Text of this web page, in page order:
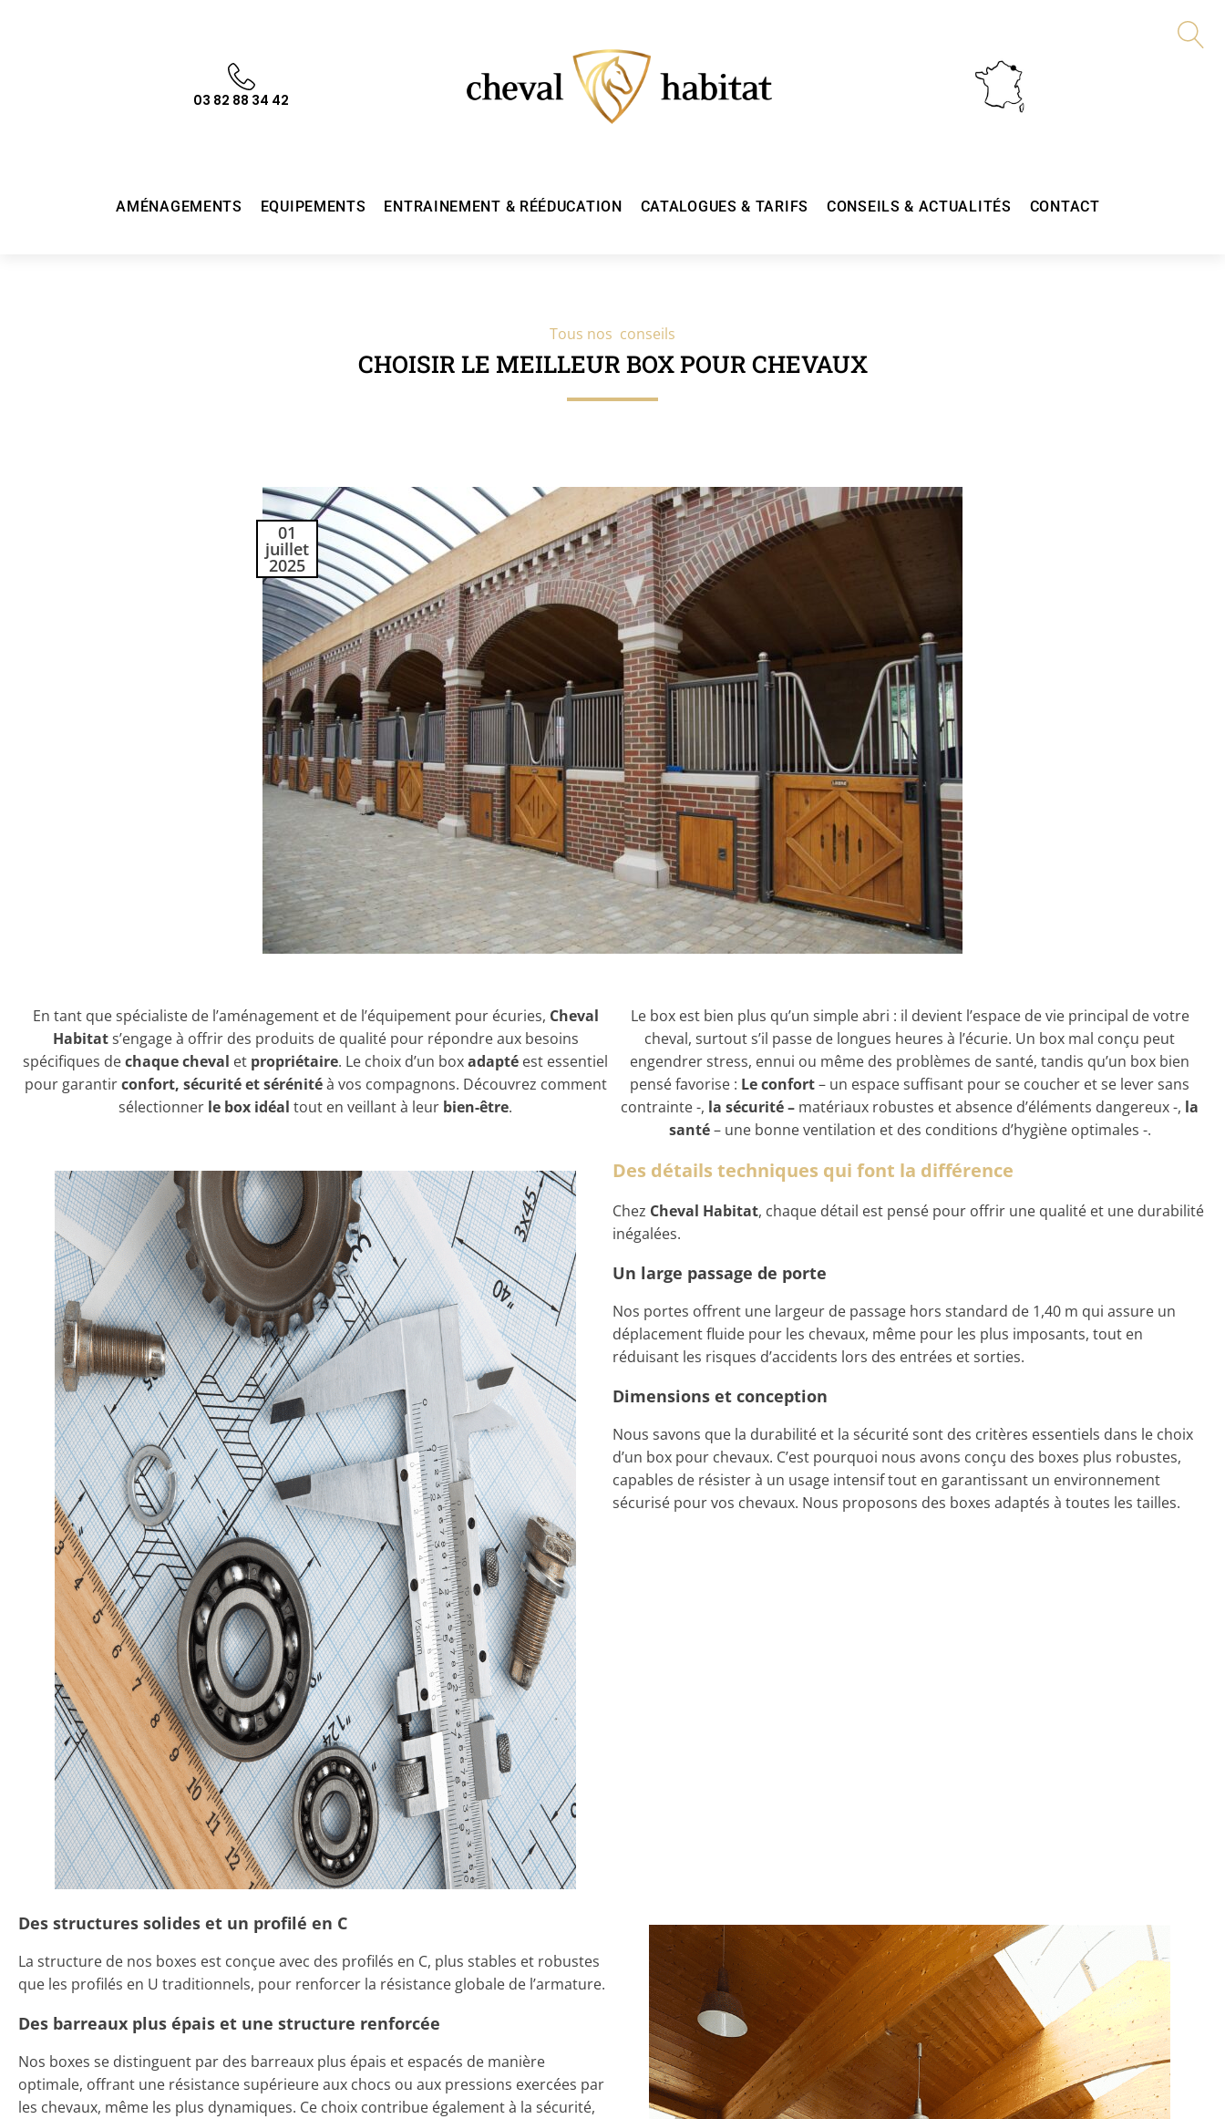
03 82 88 34 42
AMÉNAGEMENTS EQUIPEMENTS ENTRAINEMENT & RÉÉDUCATION CATALOGUES & TARIFS CONSEILS & ACTUALITÉS CONTACT
Tous nos conseils
CHOISIR LE MEILLEUR BOX POUR CHEVAUX
01
juillet
2025
En tant que spécialiste de l’aménagement et de l’équipement pour écuries, Cheval
Habitats’engage à offrir des produits de qualité pour répondre aux besoins
spécifiques dechaque cheval et propriétaire. Le choix d’un boxadapté est essentiel
pour garantirconfort, sécurité et sérénitéà vos compagnons. Découvrez comment
sélectionner le box idéal tout en veillant à leur bien-être.
Le box est bien plus qu’un simple abri : il devient l’espace de vie principal de votre
cheval, surtout s’il passe de longues heures à l’écurie. Un box mal conçu peut
engendrer stress, ennui ou même des problèmes de santé, tandis qu’un box bien
pensé favorise : Le confort– un espace suffisant pour se coucher et se lever sans
contrainte -, la sécurité – matériaux robustes et absence d’éléments dangereux -, la
santé– une bonne ventilation et des conditions d’hygiène optimales -.
Des détails techniques qui font la différence
Chez Cheval Habitat, chaque détail est pensé pour offrir une qualité et une durabilité
inégalées.
Un large passage de porte
Nos portes offrent une largeur de passage hors standard de 1,40 m qui assure un
déplacement fluide pour les chevaux, même pour les plus imposants, tout en
réduisant les risques d’accidents lors des entrées et sorties.
Dimensions et conception
Nous savons que la durabilité et la sécurité sont des critères essentiels dans le choix
d’un box pour chevaux. C’est pourquoi nous avons conçu des boxes plus robustes,
capables de résister à un usage intensif tout en garantissant un environnement
sécurisé pour vos chevaux. Nous proposons des boxes adaptés à toutes les tailles.
Des structures solides et un profilé en C
La structure de nos boxes est conçue avec des profilés en C, plus stables et robustes
que les profilés en U traditionnels, pour renforcer la résistance globale de l’armature.
Des barreaux plus épais et une structure renforcée
Nos boxes se distinguent par des barreaux plus épais et espacés de manière
optimale, offrant une résistance supérieure aux chocs ou aux pressions exercées par
les chevaux, même les plus dynamiques. Ce choix contribue également à la sécurité,